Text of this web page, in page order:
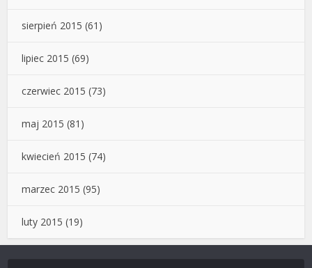
sierpień 2015 (61)
lipiec 2015 (69)
czerwiec 2015 (73)
maj 2015 (81)
kwiecień 2015 (74)
marzec 2015 (95)
luty 2015 (19)